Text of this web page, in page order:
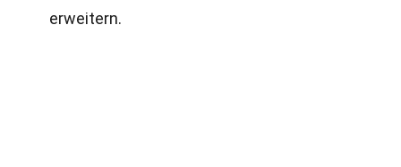
erweitern.